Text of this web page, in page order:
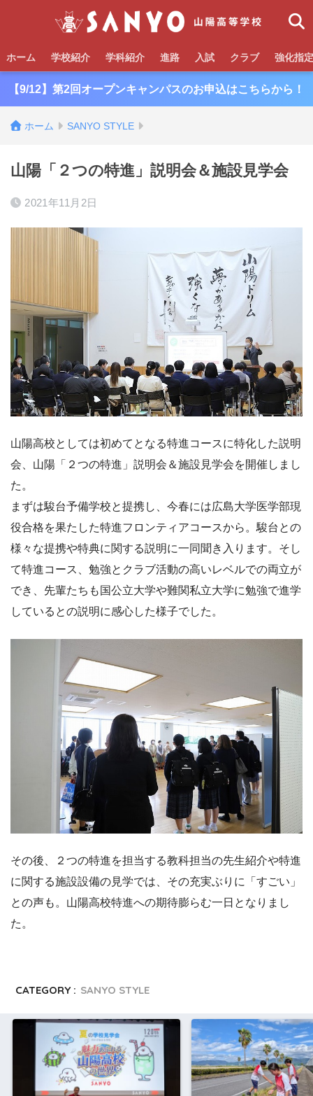
ホーム 学校紹介 学科紹介 進路 入試 クラブ 強化指
【9/12】第2回オープンキャンパスのお申込はこちらから！
ホーム SANYO STYLE
山陽「２つの特進」説明会＆施設見学会
2021年11月2日
山陽高校としては初めてとなる特進コースに特化した説明
会、山陽「２つの特進」説明会＆施設見学会を開催しまし
た。
まずは駿台予備学校と提携し、今春には広島大学医学部現
役合格を果たした特進フロンティアコースから。駿台との
様々な提携や特典に関する説明に一同聞き入ります。そし
て特進コース、勉強とクラブ活動の高いレベルでの両立が
でき、先輩たちも国公立大学や難関私立大学に勉強で進学
しているとの説明に感心した様子でした。
その後、２つの特進を担当する教科担当の先生紹介や特進
に関する施設設備の見学では、その充実ぶりに「すごい」
との声も。山陽高校特進への期待膨らむ一日となりまし
た。
CATEGORY : SANYO STYLE